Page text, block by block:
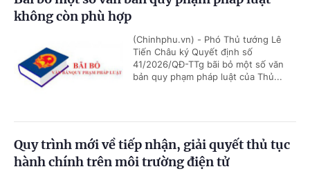
không còn phù hợp
(Chinhphu.vn) - Phó Thủ tướng Lê
Tiến Châu ký Quyết định số
41/2026/QĐ-TTg bãi bỏ một số văn
bản quy phạm pháp luật của Thủ...
Quy trình mới về tiếp nhận, giải quyết thủ tục
hành chính trên môi trường điện tử